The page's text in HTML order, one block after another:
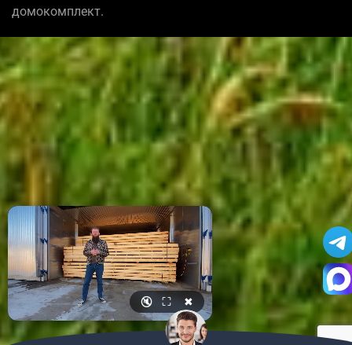
домокомплект.
🔇 ⛶ ✖